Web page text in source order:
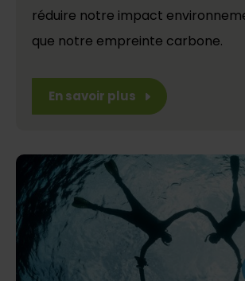
réduire notre impact
que notre empreinte carbone.
En savoir plus